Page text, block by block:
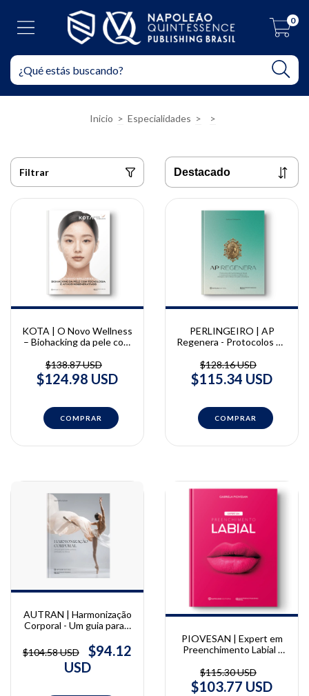
0
Inicio > Especialidades > >
Filtrar
KOTA | O Novo Wellness
– Biohacking da pele com
regenerativos
$138.87 USD
$124.98 USD
PERLINGEIRO | AP
Regenera - Protocolos de
corporal regenerativa |
Andreia Perlingeiro
$128.16 USD
$115.34 USD
AUTRAN | Harmonização
Corporal - Um guia para a
na ciência | Raphaella
Autran
$104.58 USD
$94.12
USD
PIOVESAN | Expert em
Preenchimento Labial |
$115.30 USD
$103.77 USD